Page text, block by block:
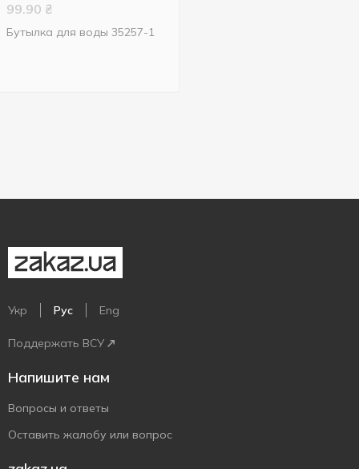
99.90 ₴
Бутылка для воды 35257-1
Укр Рус Eng
Поддержать ВСУ
Напишите нам
Вопросы и ответы
Оставить жалобу или вопрос